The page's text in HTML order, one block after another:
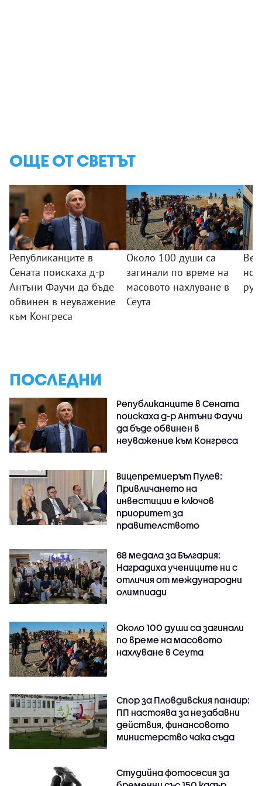
ОЩЕ ОТ СВЕТЪТ
Републиканците в
Сената поискаха д-р
Антъни Фаучи да бъде
обвинен в неуважение
към Конгреса
Около 100 души са
загинали по време на
масовото нахлуване в
Сеута
ПОСЛЕДНИ
Републиканците в Сената
поискаха д-р Антъни Фаучи
да бъде обвинен в
неуважение към Конгреса
Вицепремиерът Пулев:
Привличането на
инвестиции е ключов
приоритет за
правителството
68 медала за България:
Наградиха учениците ни с
отличия от международни
олимпиади
Около 100 души са загинали
по време на масовото
нахлуване в Сеута
Спор за Пловдивския панаир:
ПП настоява за незабавни
действия, финансовото
министерство чака съда
Студийна фотосесия за